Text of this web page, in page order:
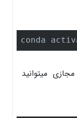
conda
میتوانید